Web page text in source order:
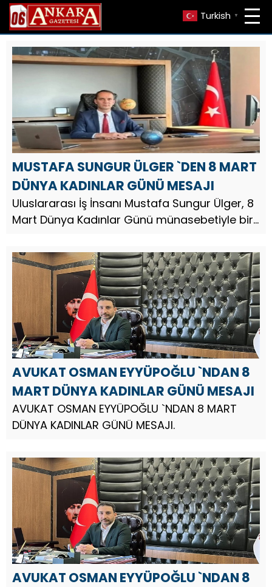
Turkish ▼
MUSTAFA SUNGUR ÜLGER `DEN 8 MART
DÜNYA KADINLAR GÜNÜ MESAJI
Uluslararası İş İnsanı Mustafa Sungur Ülger, 8
Mart Dünya Kadınlar Günü münasebetiyle bir
Ülger, mesajında şu ifadelere yer verdi;
Toplumumuzun temel ya...
AVUKAT OSMAN EYYÜPOĞLU `NDAN 8
MART DÜNYA KADINLAR GÜNÜ MESAJI
AVUKAT OSMAN EYYÜPOĞLU `NDAN 8 MART
DÜNYA KADINLAR GÜNÜ MESAJI.
AVUKAT OSMAN EYYÜPOĞLU `NDAN 8